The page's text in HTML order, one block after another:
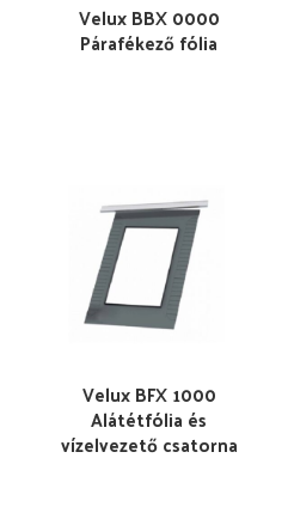
Velux BBX 0000
Párafékező fólia
Velux BFX 1000
Alátétfólia és
vízelvezető csatorna